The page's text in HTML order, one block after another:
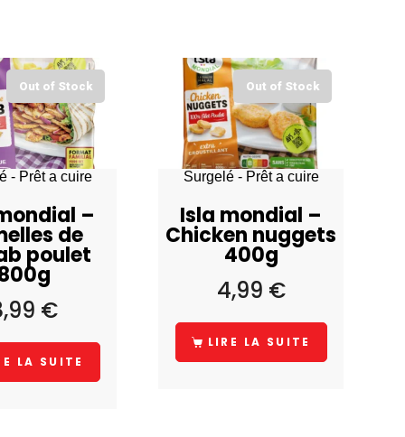
Out of Stock
- Prêt a cuire
–
de
poulet
€
LA SUITE
Out of Stock
Surgelé - Prêt a cuire
Isla mondial –
Chicken nuggets
400g
4,99 €
LIRE LA SUITE